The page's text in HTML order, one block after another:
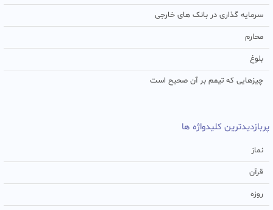
سرمایه گذاری در بانک های خارجی
محارم
بلوغ
چیزهایی که تیمم بر آن صحیح است
پربازدیدترین کلیدواژه ها
نماز
قرآن
روزه